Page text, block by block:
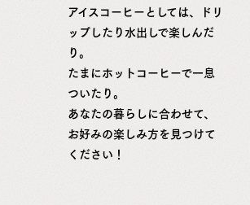
アイスコーヒーとしては、ドリ
ップしたり水出しで楽しんだ
り。
たまにホットコーヒーで一息
ついたり。
あなたの暮らしに合わせて、
お好みの楽しみ方を見つけて
ください！